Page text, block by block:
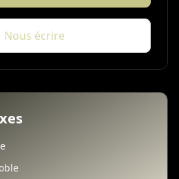
Nous écrire